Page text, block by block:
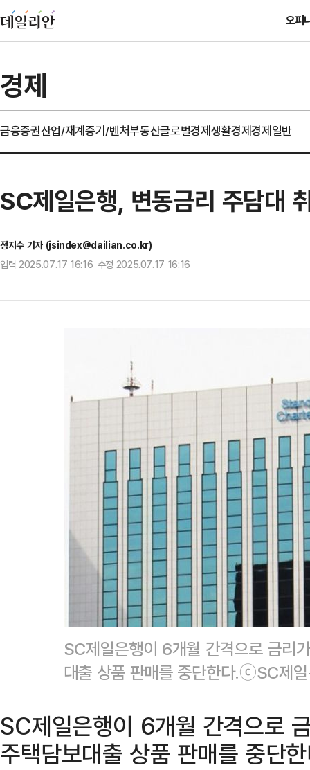
오피
경제
금융증권산업/재계중기/벤처부동산글로벌경제생활경제경제일반
SC제일은행, 변동금리 주담대
정지수 기자 (jsindex@dailian.co.kr)
입력 2025.07.17 16:16 수정 2025.07.17 16:16
SC제일은행이 6개월 간격으로 금리
대출 상품 판매를 중단한다.ⓒSC제
SC제일은행이 6개월 간격으로
주택담보대출 상품 판매를 중단